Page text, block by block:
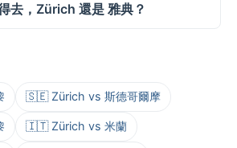
去，Zürich 還是 雅典？
🇸🇪 Zürich vs 斯德哥爾摩
🇮🇹 Zürich vs 米蘭